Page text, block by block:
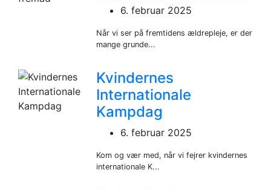
6. februar 2025
Når vi ser på fremtidens ældrepleje, er der
mange grunde...
Kvindernes
Internationale
Kampdag
6. februar 2025
Kom og vær med, når vi fejrer kvindernes
internationale K...